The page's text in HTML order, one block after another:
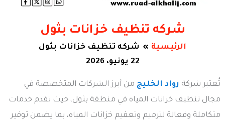
شركه تنظيف خزانات بثول
الرئيسية
شركه تنظيف خزانات بثول
22 يونيو، 2026
تُعتبر شركة رواد الخليج من أبرز الشركات المتخصصة في
مجال تنظيف خزانات المياه في منطقة بثول، حيث تقدم خدمات
متكاملة وفعالة لترميم وتعقيم خزانات المياه، بما يضمن توفير